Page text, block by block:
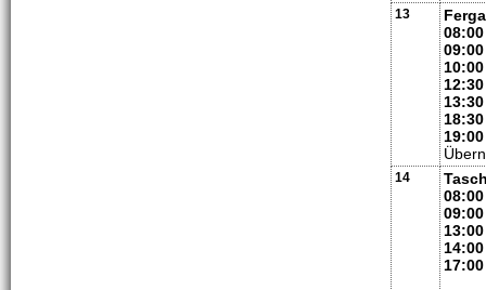
13
08:00
09:00
10:00
12:30
13:30
18:30
19:00
14
08:00
09:00
13:00
14:00